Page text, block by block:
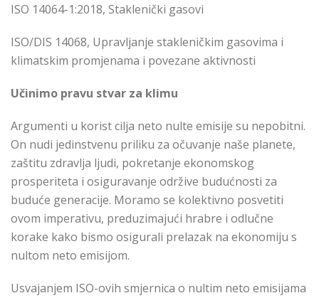
ISO 14064-1:2018, Staklenički gasovi
ISO/DIS 14068, Upravljanje stakleničkim gasovima i
klimatskim promjenama i povezane aktivnosti
Učinimo pravu stvar za klimu
Argumenti u korist cilja neto nulte emisije su nepobitni.
On nudi jedinstvenu priliku za očuvanje naše planete,
zaštitu zdravlja ljudi, pokretanje ekonomskog
prosperiteta i osiguravanje održive budućnosti za
buduće generacije. Moramo se kolektivno posvetiti
ovom imperativu, preduzimajući hrabre i odlučne
korake kako bismo osigurali prelazak na ekonomiju s
nultom neto emisijom.
Usvajanjem ISO-ovih smjernica o nultim neto emisijama